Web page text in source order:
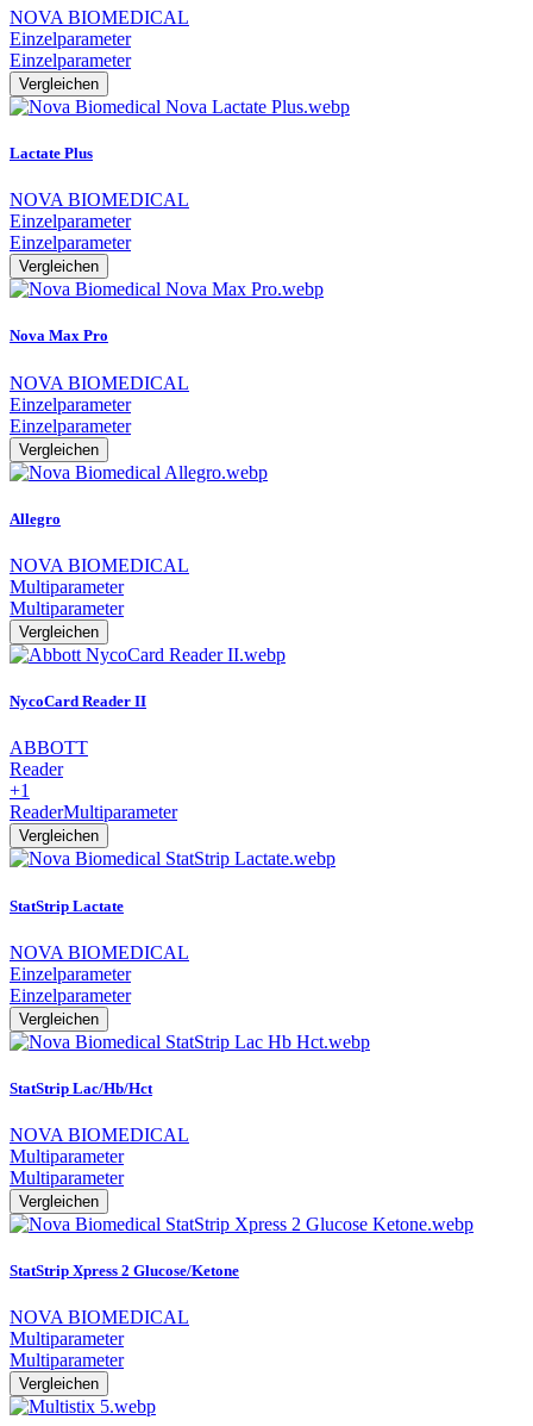
NOVA BIOMEDICAL
Einzelparameter
Einzelparameter
Vergleichen
Lactate Plus
NOVA BIOMEDICAL
Einzelparameter
Einzelparameter
Vergleichen
Nova Max Pro
NOVA BIOMEDICAL
Einzelparameter
Einzelparameter
Vergleichen
Allegro
NOVA BIOMEDICAL
Multiparameter
Multiparameter
Vergleichen
NycoCard Reader II
ABBOTT
Reader
+1
ReaderMultiparameter
Vergleichen
StatStrip Lactate
NOVA BIOMEDICAL
Einzelparameter
Einzelparameter
Vergleichen
StatStrip Lac/Hb/Hct
NOVA BIOMEDICAL
Multiparameter
Multiparameter
Vergleichen
StatStrip Xpress 2 Glucose/Ketone
NOVA BIOMEDICAL
Multiparameter
Multiparameter
Vergleichen